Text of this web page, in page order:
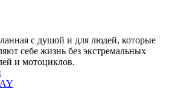
с душой и для людей, которые
себе жизнь без экстремальных
и мотоциклов.